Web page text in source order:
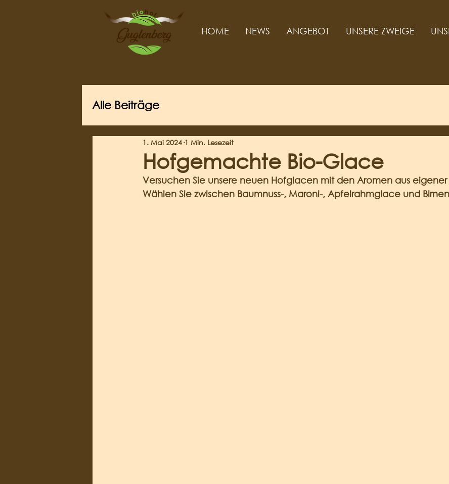
HOME NEWS ANGEBOT UNSERE ZWEIGE
Alle Beiträge
Hofgemachte Bio-Glace
1. Mai 2024 1 Min. Lesezeit
Versuchen Sie unsere neuen Hofglacen mit den Aromen aus
Wählen Sie zwischen Baumnuss-, Maroni-, Apfelrahmglace und